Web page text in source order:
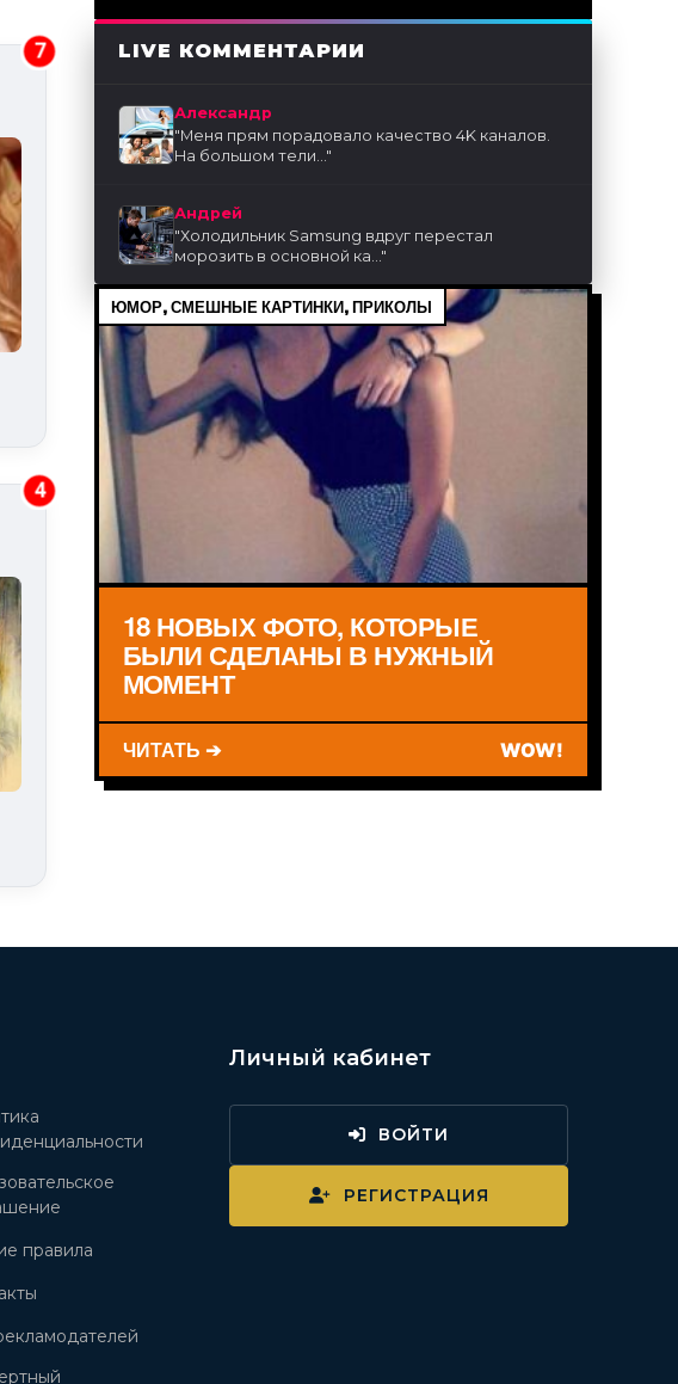
7
4
LIVE КОММЕНТАРИИ
Александр
"Меня прям порадовало качество 4K каналов.
На большом тели..."
Андрей
"Холодильник Samsung вдруг перестал
морозить в основной ка..."
ЮМОР, СМЕШНЫЕ КАРТИНКИ, ПРИКОЛЫ
18 НОВЫХ ФОТО, КОТОРЫЕ
БЫЛИ СДЕЛАНЫ В НУЖНЫЙ
МОМЕНТ
ЧИТАТЬ ➔ WOW!
правила
Личный кабинет
ВОЙТИ
РЕГИСТРАЦИЯ